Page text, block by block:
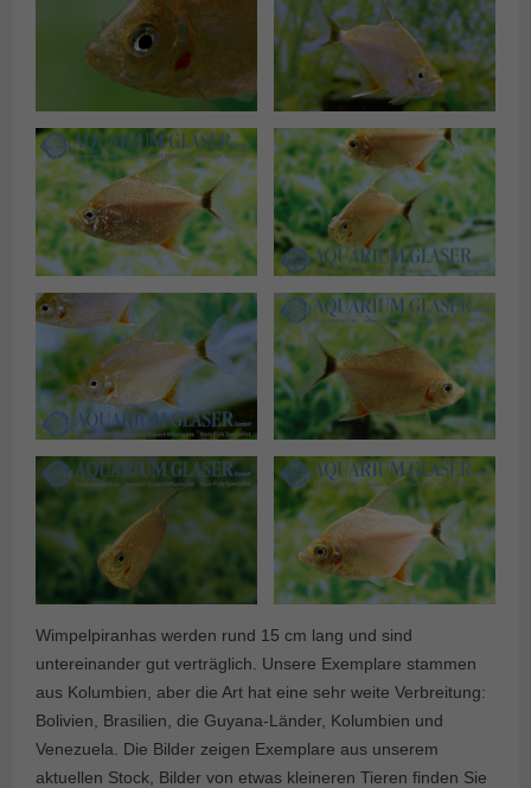
Wimpelpiranhas werden rund 15 cm lang und sind
untereinander gut verträglich. Unsere Exemplare stammen
aus Kolumbien, aber die Art hat eine sehr weite Verbreitung:
Bolivien, Brasilien, die Guyana-Länder, Kolumbien und
Venezuela. Die Bilder zeigen Exemplare aus unserem
aktuellen Stock, Bilder von etwas kleineren Tieren finden Sie